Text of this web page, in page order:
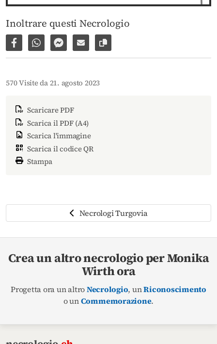
Inoltrare questi Necrologio
Condividi su Facebook
Condividi su WhatsApp
Inviare per Facebook Messenger
Inviare per email
Copia il link alla pagina
570 Visite da 21. agosto 2023
Scaricare PDF
Scarica il PDF (A4)
Scarica l'immagine
Scarica il codice QR
Stampa
Necrologi Turgovia
Crea un altro necrologio per Monika
Wirth ora
Progetta ora un altroNecrologio, unRiconoscimento
o unCommemorazione.